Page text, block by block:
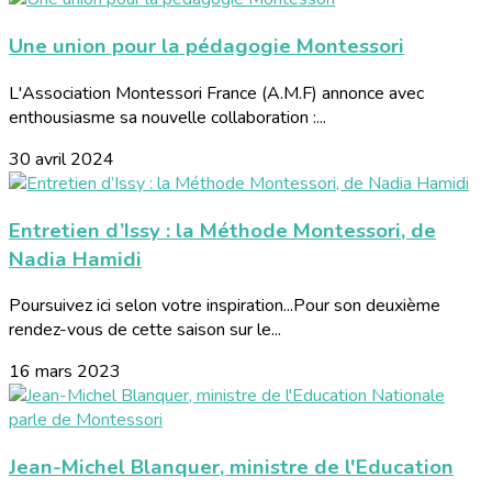
Une union pour la pédagogie Montessori
L'Association Montessori France (A.M.F) annonce avec
enthousiasme sa nouvelle collaboration :...
30 avril 2024
Entretien d’Issy : la Méthode Montessori, de
Nadia Hamidi
Poursuivez ici selon votre inspiration...Pour son deuxième
rendez-vous de cette saison sur le...
16 mars 2023
Jean-Michel Blanquer, ministre de l'Education